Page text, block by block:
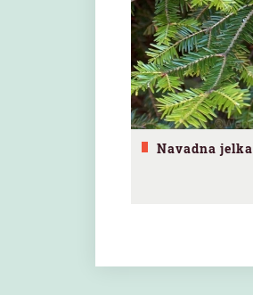
Navadna jelka